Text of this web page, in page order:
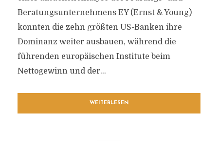
Beratungsunternehmens EY (Ernst & Young)
konnten die zehn größten US-Banken ihre
Dominanz weiter ausbauen, während die
führenden europäischen Institute beim
Nettogewinn und der...
WEITERLESEN